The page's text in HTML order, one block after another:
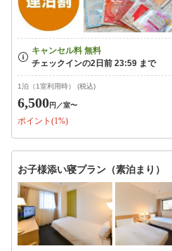
1泊（1室利用時） (税込)
6,500円 ／室〜
ポイント(1%)
お子様添い寝プラン（素泊まり）